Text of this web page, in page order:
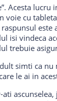
Acesta
cu
isi vindeca
trebuie
simti ca
le ai in